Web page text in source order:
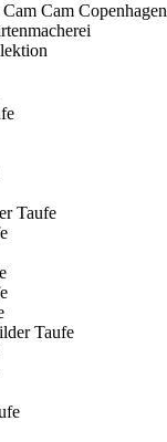
Cam Copenhagen
Taufe
Taufe